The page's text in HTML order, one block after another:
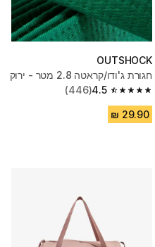
OUTSHOCK
חגורת ג'ודו/קראטה 2.8 מטר - ירוק
4.5
4.5 out of 5 stars from 446 reviews
(446)